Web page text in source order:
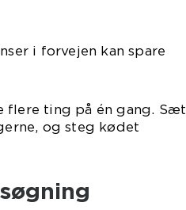
i forvejen kan spare
flere ting på én gang. Sæt
og steg kødet